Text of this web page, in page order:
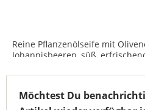
Reine Pflanzenölseife mit
Johannisbeeren, süß,
traditioneller Methode
Möchtest Du